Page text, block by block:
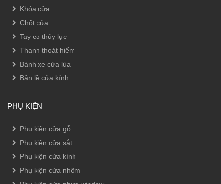
Khóa cửa
Chốt cửa
Tay co thủy lực
Thanh thoát hiểm
Bánh xe cửa lùa
Bản lề cửa kính
PHỤ KIỆN
Phụ kiện cửa gỗ
Phụ kiện cửa sắt
Phụ kiện cửa kính
Phụ kiện cửa nhôm